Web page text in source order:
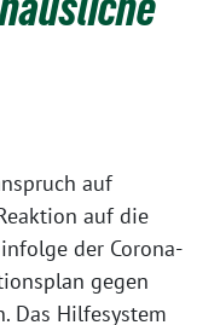
auf
auf die
der Corona-
gegen
Das Hilfesystem